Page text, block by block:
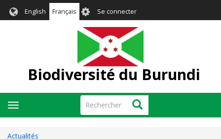
English Français User
account
menu
Se connecter
Biodiversité du Burundi
Rechercher Rechercher
Toggle
navigation
Actualités